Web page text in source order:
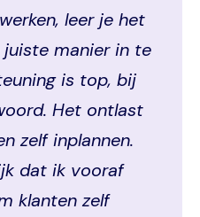
leer je het
manier in te
is top, bij
Het ontlast
zelf inplannen.
dat ik vooraf
klanten zelf